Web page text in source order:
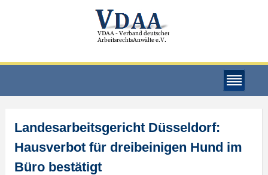
Landesarbeitsgericht Düsseldorf:
Hausverbot für dreibeinigen Hund im
Büro bestätigt